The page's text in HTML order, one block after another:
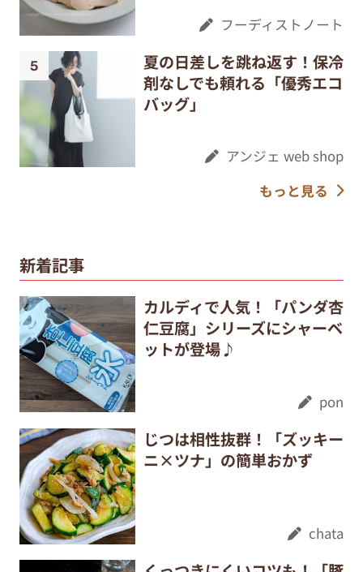
フーディストノート
夏の日差しを跳ね返す！保冷
剤なしでも頼れる「優秀エコ
バッグ」
アンジェ web shop
もっと見る
新着記事
カルディで人気！「パンダ杏
仁豆腐」シリーズにシャーベ
ットが登場♪
pon
じつは相性抜群！「ズッキー
ニ×ツナ」の簡単おかず
chata